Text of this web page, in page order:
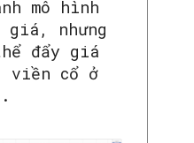
mô hình
giá, nhưng
đẩy giá
viền cổ ở